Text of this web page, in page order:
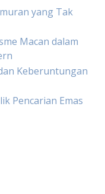
yang Tak
Macan dalam
Keberuntungan
Pencarian Emas